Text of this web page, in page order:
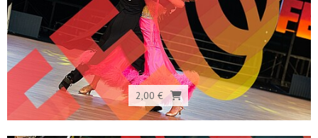
2,00 €